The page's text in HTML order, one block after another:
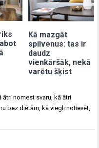
Kā mazgāt
spilvenus: tas ir
daudz
vienkāršāk, nekā
varētu šķist
ātri nomest svaru kā ātri
bez diētām kā viegli notievēt